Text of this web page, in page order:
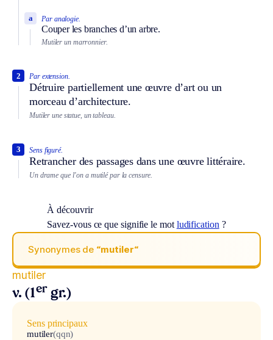
Par analogie.
Couper les branches d’un arbre.
a
Mutiler un marronnier.
Par extension.
Détruire partiellement une œuvre d’art ou un
morceau d’architecture.
2
Mutiler une statue, un tableau.
Sens figuré.
Retrancher des passages dans une œuvre littéraire.
3
Un drame que l’on a mutilé par la censure.
À découvrir
Savez-vous ce que signifie le motludification?
Synonymes de “mutiler“
mutiler
v. (1er gr.)
Sens principaux
mutiler(qqn)